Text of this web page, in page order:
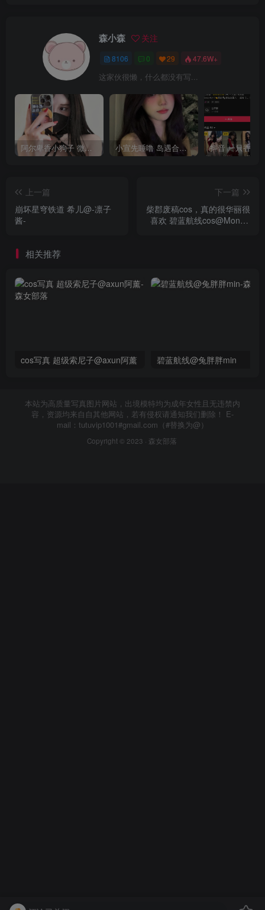
森小森 关注
8106 0 29 47.6W+
这家伙很懒，什么都没有写...
阿尔卑香小狗子 微密圈合集[40套][持续更新2023.12.14] 小宣先睡噜 岛遇合集[持续更新2025.08.27]
上一篇
崩坏星穹铁道 希儿@-凛子
酱-
下一篇
柴郡废稿cos，真的很华丽很
喜欢 碧蓝航线cos@Month-
相关推荐
cos写真 超级索尼子@axun阿薰 碧蓝航线@兔胖胖min
本站为高质量写真图片网站，出境模特均为成年女性且无违禁内
容，资源均来自自其他网站，若有侵权请通知我们删除！ E-
mail：tutuvip1001#gmail.com（#替换为@）
Copyright © 2023 · 森女部落